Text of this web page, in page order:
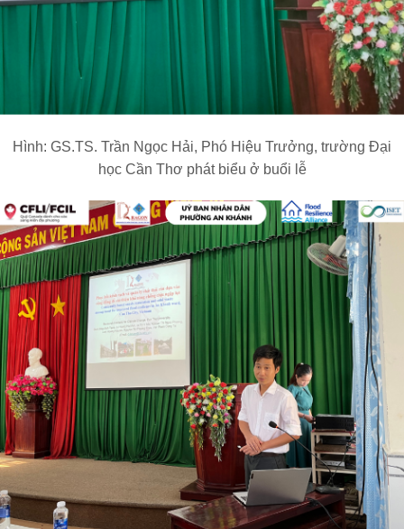
Hình: GS.TS. Trần Ngọc Hải, Phó Hiệu Trưởng, trường Đại
học Cần Thơ phát biểu ở buổi lễ